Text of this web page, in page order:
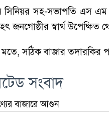
সিনিয়র সহ-সভাপতি এস এম
জনগোষ্ঠীর স্বার্থ উপেক্ষিত
সঠিক বাজার তদারকির
সংবাদ
বাজারে আগুন